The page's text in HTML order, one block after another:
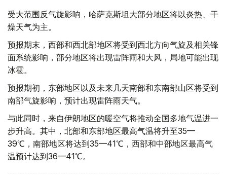
受大范围反气旋影响，哈萨克斯坦大部分地区将以炎热、干
燥天气为主。
预报期末，西部和西北部地区将受到西北方向气旋及相关锋
面系统影响，部分地区将出现雷阵雨和大风，局地可能出现
冰雹。
预报期初，东部地区以及未来几天南部和东南部山区将受到
南部气旋影响，预计出现雷阵雨天气。
与此同时，来自伊朗地区的暖空气将推动全国多地气温进一
步升高。其中，北部和东部地区最高气温将升至35—
39℃，南部地区将达到35—41℃，西部和中部地区最高气
温预计达到36—41℃。